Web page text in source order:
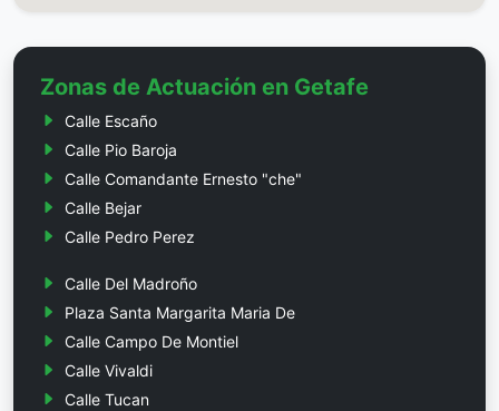
Zonas de Actuación en Getafe
Calle Escaño
Calle Pio Baroja
Calle Comandante Ernesto "che"
Calle Bejar
Calle Pedro Perez
Calle Del Madroño
Plaza Santa Margarita Maria De
Calle Campo De Montiel
Calle Vivaldi
Calle Tucan